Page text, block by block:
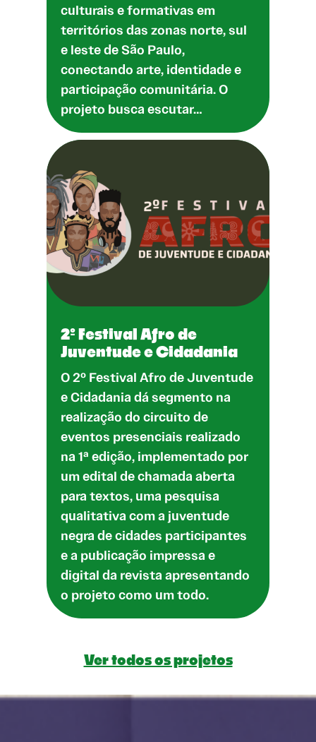
culturais e formativas em
territórios das zonas norte, sul
e leste de São Paulo,
conectando arte, identidade e
participação comunitária. O
projeto busca escutar…
2º Festival Afro de
Juventude e Cidadania
O 2º Festival Afro de Juventude
e Cidadania dá segmento na
realização do circuito de
eventos presenciais realizado
na 1ª edição, implementado por
um edital de chamada aberta
para textos, uma pesquisa
qualitativa com a juventude
negra de cidades participantes
e a publicação impressa e
digital da revista apresentando
o projeto como um todo.
Ver todos os projetos